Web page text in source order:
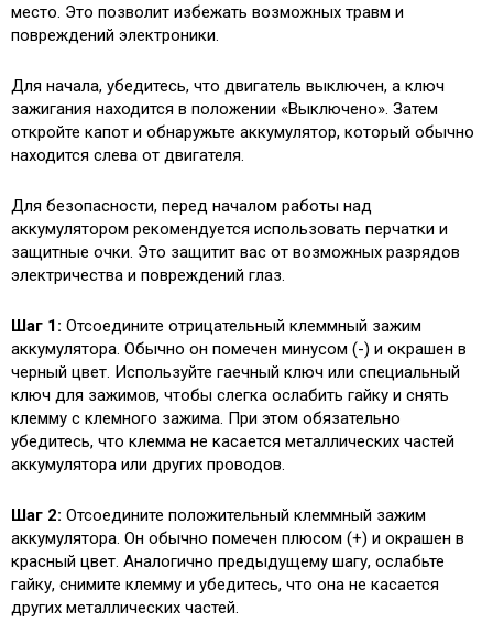
место. Это позволит избежать возможных травм и
повреждений электроники.
Для начала, убедитесь, что двигатель выключен, а ключ
зажигания находится в положении «Выключено». Затем
откройте капот и обнаружьте аккумулятор, который обычно
находится слева от двигателя.
Для безопасности, перед началом работы над
аккумулятором рекомендуется использовать перчатки и
защитные очки. Это защитит вас от возможных разрядов
электричества и повреждений глаз.
Шаг 1: Отсоедините отрицательный клеммный зажим
аккумулятора. Обычно он помечен минусом (-) и окрашен в
черный цвет. Используйте гаечный ключ или специальный
ключ для зажимов, чтобы слегка ослабить гайку и снять
клемму с клемного зажима. При этом обязательно
убедитесь, что клемма не касается металлических частей
аккумулятора или других проводов.
Шаг 2: Отсоедините положительный клеммный зажим
аккумулятора. Он обычно помечен плюсом (+) и окрашен в
красный цвет. Аналогично предыдущему шагу, ослабьте
гайку, снимите клемму и убедитесь, что она не касается
других металлических частей.